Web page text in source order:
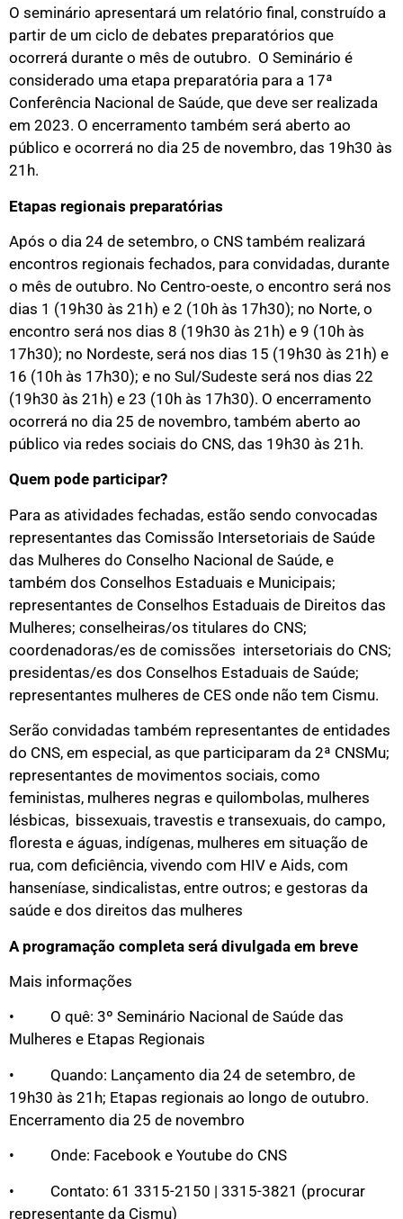
O seminário apresentará um relatório final, construído a
partir de um ciclo de debates preparatórios que
ocorrerá durante o mês de outubro. O Seminário é
considerado uma etapa preparatória para a 17ª
Conferência Nacional de Saúde, que deve ser realizada
em 2023. O encerramento também será aberto ao
público e ocorrerá no dia 25 de novembro, das 19h30 às
21h.
Etapas regionais preparatórias
Após o dia 24 de setembro, o CNS também realizará
encontros regionais fechados, para convidadas, durante
o mês de outubro. No Centro-oeste, o encontro será nos
dias 1 (19h30 às 21h) e 2 (10h às 17h30); no Norte, o
encontro será nos dias 8 (19h30 às 21h) e 9 (10h às
17h30); no Nordeste, será nos dias 15 (19h30 às 21h) e
16 (10h às 17h30); e no Sul/Sudeste será nos dias 22
(19h30 às 21h) e 23 (10h às 17h30). O encerramento
ocorrerá no dia 25 de novembro, também aberto ao
público via redes sociais do CNS, das 19h30 às 21h.
Quem pode participar?
Para as atividades fechadas, estão sendo convocadas
representantes das Comissão Intersetoriais de Saúde
das Mulheres do Conselho Nacional de Saúde, e
também dos Conselhos Estaduais e Municipais;
representantes de Conselhos Estaduais de Direitos das
Mulheres; conselheiras/os titulares do CNS;
coordenadoras/es de comissões intersetoriais do CNS;
presidentas/es dos Conselhos Estaduais de Saúde;
representantes mulheres de CES onde não tem Cismu.
Serão convidadas também representantes de entidades
do CNS, em especial, as que participaram da 2ª CNSMu;
representantes de movimentos sociais, como
feministas, mulheres negras e quilombolas, mulheres
lésbicas, bissexuais, travestis e transexuais, do campo,
floresta e águas, indígenas, mulheres em situação de
rua, com deficiência, vivendo com HIV e Aids, com
hanseníase, sindicalistas, entre outros; e gestoras da
saúde e dos direitos das mulheres
A programação completa será divulgada em breve
Mais informações
• O quê: 3º Seminário Nacional de Saúde das
Mulheres e Etapas Regionais
• Quando: Lançamento dia 24 de setembro, de
19h30 às 21h; Etapas regionais ao longo de outubro.
Encerramento dia 25 de novembro
• Onde: Facebook e Youtube do CNS
• Contato: 61 3315-2150 | 3315-3821 (procurar
representante da Cismu)